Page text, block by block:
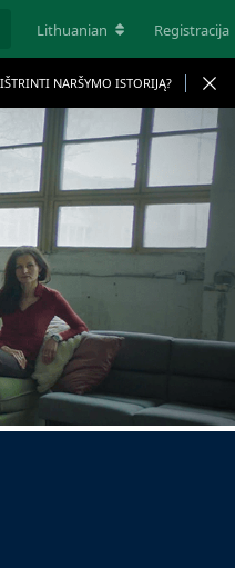
NARŠYMO ISTORIJĄ?
Lithuanian Registracija